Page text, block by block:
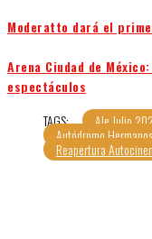
Moderatto dará el
Arena Ciudad de
espectáculos
TAGS:
Ale Julio
Autódromo
Reapertura